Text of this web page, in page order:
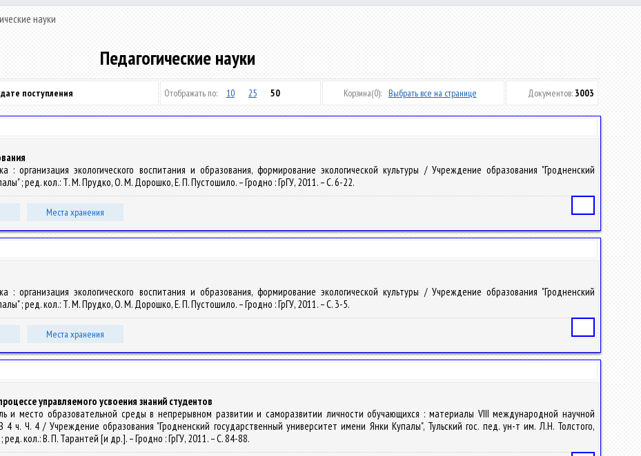
науки
Педагогические науки
дате поступления Отображать по: 10 25 50 Корзина(0): Выбрать все на странице Документов: 3003
организация экологического воспитания и образования, формирование экологической культуры / Учреждение образования "Гродненский
; ред. кол.: Т. М. Прудко, О. М. Дорошко, Е. П. Пустошило. – Гродно : ГрГУ, 2011. – С. 6-22.
Места хранения
организация экологического воспитания и образования, формирование экологической культуры / Учреждение образования "Гродненский
; ред. кол.: Т. М. Прудко, О. М. Дорошко, Е. П. Пустошило. – Гродно : ГрГУ, 2011. – С. 3-5.
Места хранения
управляемого усвоения знаний студентов
и место образовательной среды в непрерывном развитии и саморазвитии личности обучающихся : материалы VIII международной научной
ч. Ч. 4 / Учреждение образования "Гродненский государственный университет имени Янки Купалы", Тульский гос. пед. ун-т им. Л.Н. Толстого,
кол.: В. П. Тарантей [и др.]. – Гродно : ГрГУ, 2011. – С. 84-88.